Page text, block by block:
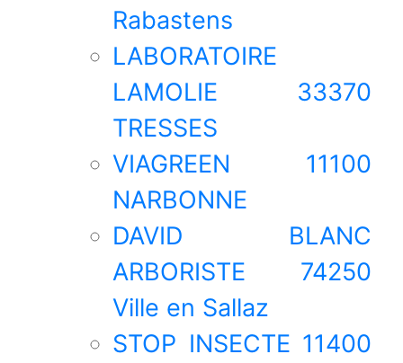
Rabastens
LABORATOIRE
LAMOLIE 33370
TRESSES
VIAGREEN 11100
NARBONNE
DAVID BLANC
ARBORISTE 74250
Ville en Sallaz
STOP INSECTE 11400